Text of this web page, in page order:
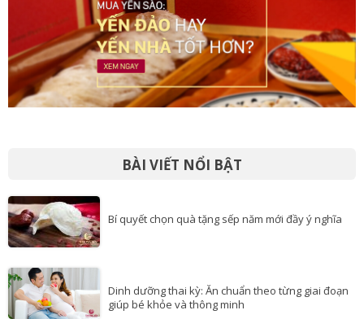
BÀI VIẾT NỔI BẬT
Bí quyết chọn quà tặng sếp năm mới đầy ý nghĩa
Dinh dưỡng thai kỳ: Ăn chuẩn theo từng giai đoạn
giúp bé khỏe và thông minh